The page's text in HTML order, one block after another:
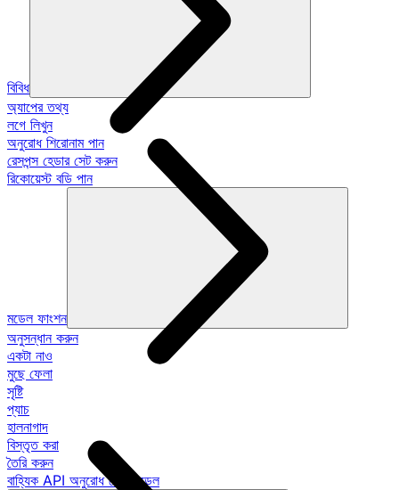
বিবিধ
অ্যাপের তথ্য
লগে লিখুন
অনুরোধ শিরোনাম পান
রেসপন্স হেডার সেট করুন
রিকোয়েস্ট বডি পান
মডেল ফাংশন
অনুসন্ধান করুন
একটা নাও
মুছে ফেলা
সৃষ্টি
প্যাচ
হালনাগাদ
বিস্তৃত করা
তৈরি করুন
বাহ্যিক API অনুরোধ ডেটা মডেল